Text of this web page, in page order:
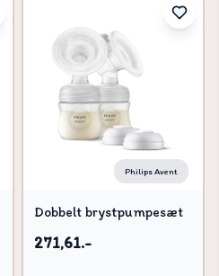
Philips Avent
Dobbelt brystpumpesæt
271,61.-